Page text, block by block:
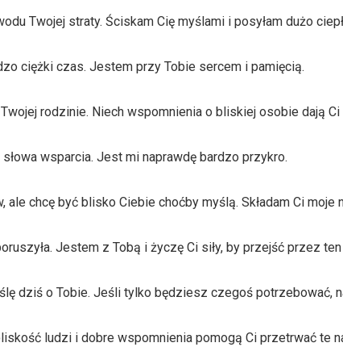
Twojej straty. Ściskam Cię myślami i posyłam dużo
ciężki czas. Jestem przy Tobie sercem i pamięcią.
rodzinie. Niech wspomnienia o bliskiej osobie dają
wsparcia. Jest mi naprawdę bardzo przykro.
ale chcę być blisko Ciebie choćby myślą. Składam Ci
Jestem z Tobą i życzę Ci siły, by przejść przez
dziś o Tobie. Jeśli tylko będziesz czegoś potrzebować,
ludzi i dobre wspomnienia pomogą Ci przetrwać te